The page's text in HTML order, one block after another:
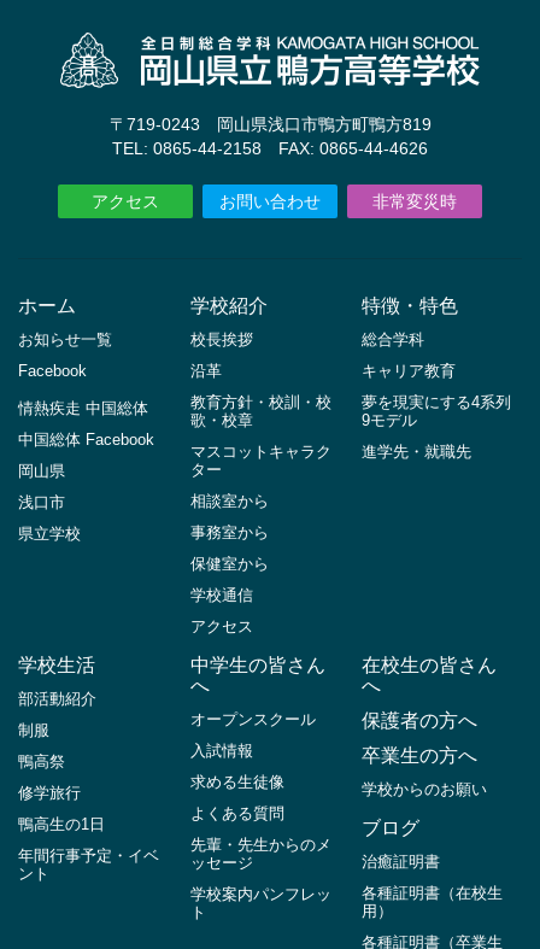
〒719-0243 岡山県浅口市鴨方町鴨方819
TEL: 0865-44-2158 FAX: 0865-44-4626
アクセス お問い合わせ 非常変災時
ホーム
お知らせ一覧
Facebook
情熱疾走 中国総体
中国総体 Facebook
岡山県
浅口市
県立学校
学校紹介
校長挨拶
沿革
教育方針・校訓・校
歌・校章
マスコットキャラク
ター
相談室から
事務室から
保健室から
学校通信
アクセス
特徴・特色
総合学科
キャリア教育
夢を現実にする4系列
9モデル
進学先・就職先
学校生活
部活動紹介
制服
鴨高祭
修学旅行
鴨高生の1日
年間行事予定・イベ
ント
中学生の皆さん
へ
オープンスクール
入試情報
求める生徒像
よくある質問
先輩・先生からのメ
ッセージ
学校案内パンフレッ
ト
在校生の皆さん
へ
保護者の方へ
卒業生の方へ
学校からのお願い
ブログ
治癒証明書
各種証明書（在校生
用）
各種証明書（卒業生